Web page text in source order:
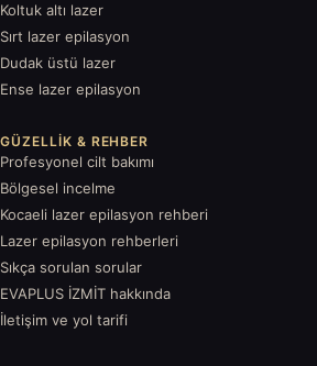
Koltuk altı lazer
Sırt lazer epilasyon
Dudak üstü lazer
Ense lazer epilasyon
GÜZELLIK & REHBER
Profesyonel cilt bakımı
Bölgesel incelme
Kocaeli lazer epilasyon rehberi
Lazer epilasyon rehberleri
Sıkça sorulan sorular
EVAPLUS İZMİT hakkında
İletişim ve yol tarifi